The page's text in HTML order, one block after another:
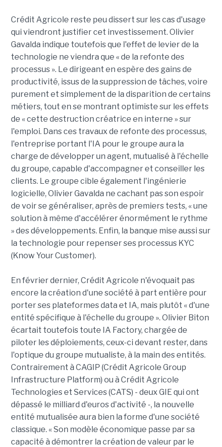
Crédit Agricole reste peu dissert sur les cas d'usage
qui viendront justifier cet investissement. Olivier
Gavalda indique toutefois que l'effet de levier de la
technologie ne viendra que « de la refonte des
processus ». Le dirigeant en espère des gains de
productivité, issus de la suppression de tâches, voire
purement et simplement de la disparition de certains
métiers, tout en se montrant optimiste sur les effets
de « cette destruction créatrice en interne » sur
l'emploi. Dans ces travaux de refonte des processus,
l'entreprise portant l'IA pour le groupe aura la
charge de développer un agent, mutualisé à l'échelle
du groupe, capable d'accompagner et conseiller les
clients. Le groupe cible également l'ingénierie
logicielle, Olivier Gavalda ne cachant pas son espoir
de voir se généraliser, après de premiers tests, « une
solution à même d'accélérer énormément le rythme
» des développements. Enfin, la banque mise aussi sur
la technologie pour repenser ses processus KYC
(Know Your Customer).
En février dernier, Crédit Agricole n'évoquait pas
encore la création d'une société à part entière pour
porter ses plateformes data et IA, mais plutôt « d'une
entité spécifique à l'échelle du groupe ». Olivier Biton
écartait toutefois toute IA Factory, chargée de
piloter les déploiements, ceux-ci devant rester, dans
l'optique du groupe mutualiste, à la main des entités.
Contrairement à CAGIP (Crédit Agricole Group
Infrastructure Platform) ou à Crédit Agricole
Technologies et Services (CATS) - deux GIE qui ont
dépassé le milliard d'euros d'activité -, la nouvelle
entité mutualisée aura bien la forme d'une société
classique. « Son modèle économique passe par sa
capacité à démontrer la création de valeur par le